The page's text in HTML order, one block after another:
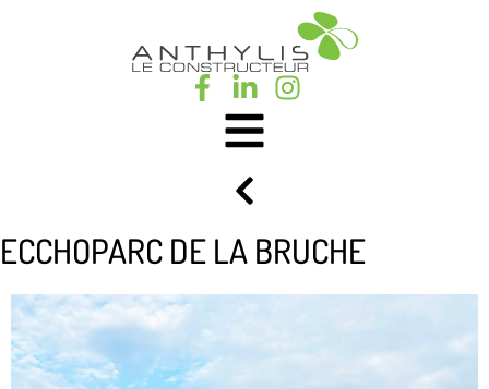
ECCHOPARC DE LA BRUCHE